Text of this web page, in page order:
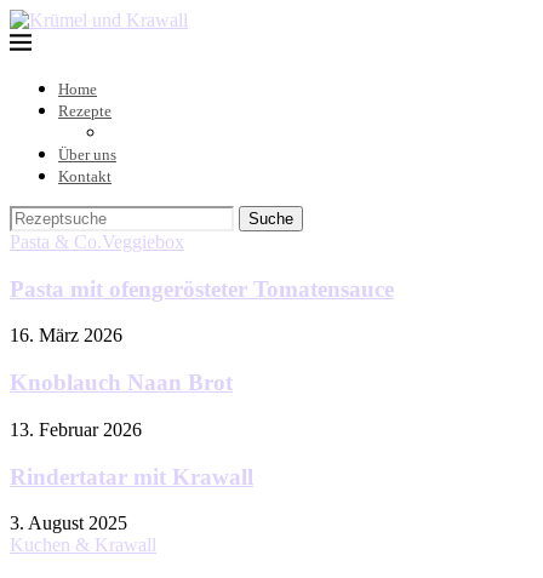
Home
Rezepte
Über uns
Kontakt
Suche
Pasta & Co.Veggiebox
Pasta mit ofengerösteter Tomatensauce
16. März 2026
Knoblauch Naan Brot
13. Februar 2026
Rindertatar mit Krawall
3. August 2025
Kuchen & Krawall